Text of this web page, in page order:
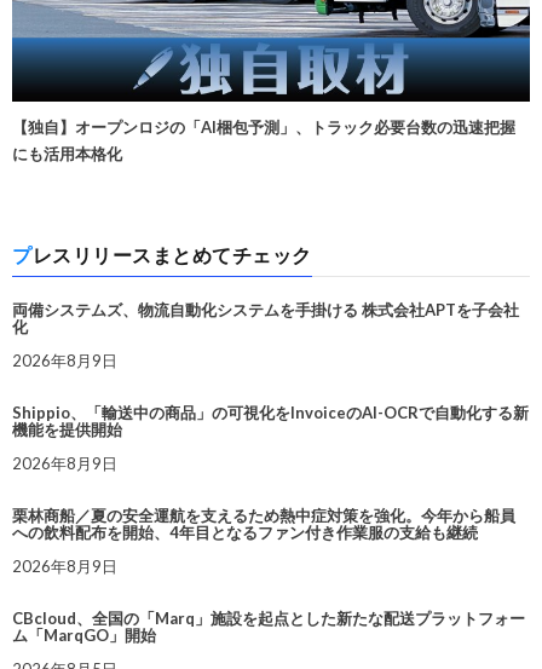
【独自】オープンロジの「AI梱包予測」、トラック必要台数の迅速把握
にも活用本格化
プレスリリースまとめてチェック
両備システムズ、物流自動化システムを手掛ける 株式会社APTを子会社
化
2026年8月9日
Shippio、「輸送中の商品」の可視化をInvoiceのAI-OCRで自動化する新
機能を提供開始
2026年8月9日
栗林商船／夏の安全運航を支えるため熱中症対策を強化。今年から船員
への飲料配布を開始、4年目となるファン付き作業服の支給も継続
2026年8月9日
CBcloud、全国の「Marq」施設を起点とした新たな配送プラットフォー
ム「MarqGO」開始